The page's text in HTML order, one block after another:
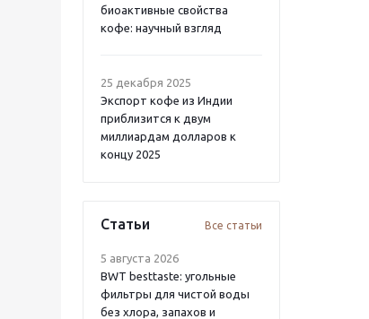
биоактивные свойства
кофе: научный взгляд
25 декабря 2025
Экспорт кофе из Индии
приблизится к двум
миллиардам долларов к
концу 2025
Статьи Все статьи
5 августа 2026
BWT besttaste: угольные
фильтры для чистой воды
без хлора, запахов и